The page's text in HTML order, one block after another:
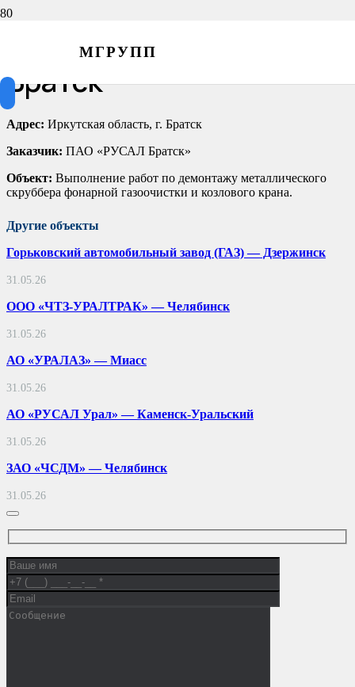
МГРУПП
ПАО «РУСАЛ Братск» —
Братск
Адрес: Иркутская область, г. Братск
Заказчик: ПАО «РУСАЛ Братск»
Объект: Выполнение работ по демонтажу металлического
скруббера фонарной газоочистки и козлового крана.
Другие объекты
Горьковский автомобильный завод (ГАЗ) — Дзержинск
31.05.26
ООО «ЧТЗ-УРАЛТРАК» — Челябинск
31.05.26
АО «УРАЛАЗ» — Миасс
31.05.26
АО «РУСАЛ Урал» — Каменск-Уральский
31.05.26
ЗАО «ЧСДМ» — Челябинск
31.05.26